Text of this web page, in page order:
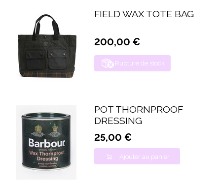
FIELD WAX TOTE BAG
200,00 €
Rupture de stock
POT THORNPROOF
DRESSING
25,00 €
Ajouter au panier